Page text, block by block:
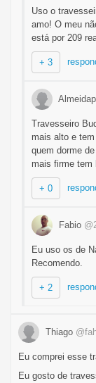
Uso o
amo! O meu
está por 209
+ 3
Travesseiro
mais alto e
quem dorme
mais firme tem
+ 0
Fabio
Eu uso os de
Recomendo.
+ 2
Thiago
Eu comprei esse
Eu gosto de